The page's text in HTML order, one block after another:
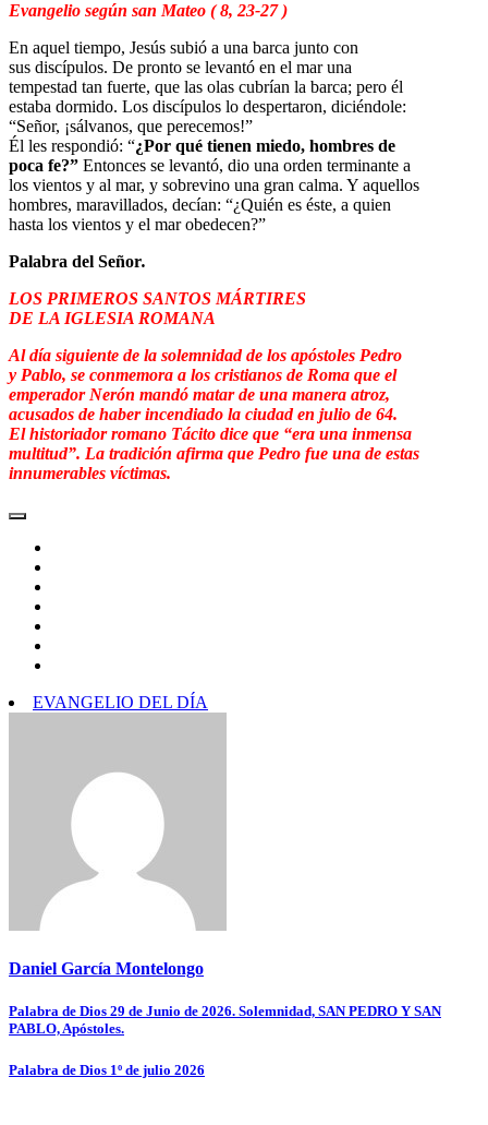
Evangelio según san Mateo ( 8, 23-27 )
En aquel tiempo, Jesús subió a una barca junto con
sus discípulos. De pronto se levantó en el mar una
tempestad tan fuerte, que las olas cubrían la barca; pero él
estaba dormido. Los discípulos lo despertaron, diciéndole:
“Señor, ¡sálvanos, que perecemos!”
Él les respondió: “¿Por qué tienen miedo, hombres de
poca fe?” Entonces se levantó, dio una orden terminante a
los vientos y al mar, y sobrevino una gran calma. Y aquellos
hombres, maravillados, decían: “¿Quién es éste, a quien
hasta los vientos y el mar obedecen?”
Palabra del Señor.
LOS PRIMEROS SANTOS MÁRTIRES
DE LA IGLESIA ROMANA
Al día siguiente de la solemnidad de los apóstoles Pedro
y Pablo, se conmemora a los cristianos de Roma que el
emperador Nerón mandó matar de una manera atroz,
acusados de haber incendiado la ciudad en julio de 64.
El historiador romano Tácito dice que “era una inmensa
multitud”. La tradición afirma que Pedro fue una de estas
innumerables víctimas.
EVANGELIO DEL DÍA
Daniel García Montelongo
Navegación
de
entradas
Palabra de Dios 29 de Junio de 2026. Solemnidad, SAN PEDRO Y SAN
PABLO, Apóstoles.
Palabra de Dios 1º de julio 2026